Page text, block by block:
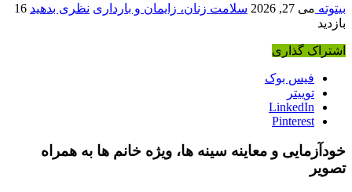
بیتوته می 27, 2026 سلامت زنان، زایمان و بارداری نظری بدهید 16
بازدید
اشتراک گذاری
فیس بوک
توییتر
LinkedIn
Pinterest
خودآزمایی و معاینه سینه ها، ویژه خانم ها به همراه
تصویر